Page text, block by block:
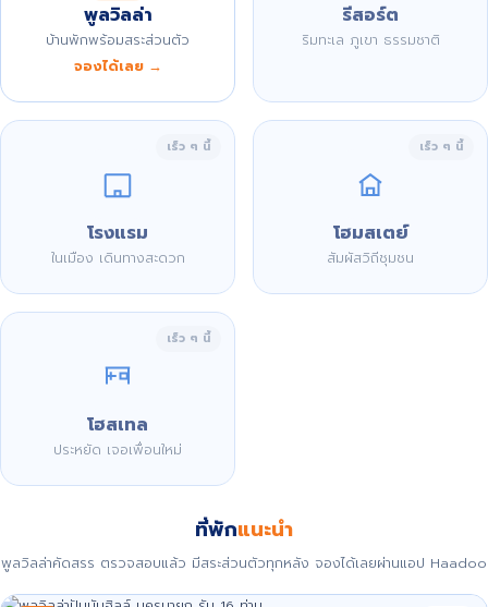
พูลวิลล่า
บ้านพักพร้อมสระส่วนตัว
จองได้เลย →
รีสอร์ต
ริมทะเล ภูเขา ธรรมชาติ
เร็ว ๆ นี้
โรงแรม
ในเมือง เดินทางสะดวก
เร็ว ๆ นี้
โฮมสเตย์
สัมผัสวิถีชุมชน
เร็ว ๆ นี้
โฮสเทล
ประหยัด เจอเพื่อนใหม่
ที่พักแนะนำ
พูลวิลล่าคัดสรร ตรวจสอบแล้ว มีสระส่วนตัวทุกหลัง จองได้เลยผ่านแอป Haadoo